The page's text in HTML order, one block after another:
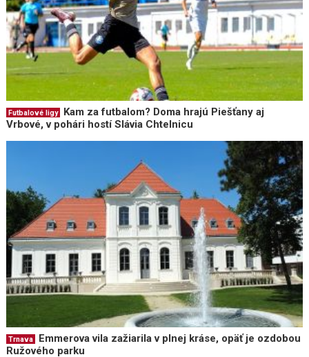
Futbalové ligy
Kam za futbalom? Doma hrajú Piešťany aj
Vrbové, v pohári hostí Slávia Chtelnicu
Trnava
Emmerova vila zažiarila v plnej kráse, opäť je ozdobou
Ružového parku